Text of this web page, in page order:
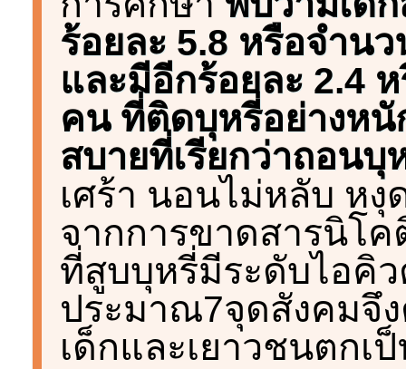
ร้อยละ 5.8 หรือจำน
และมีอีกร้อยละ 2.4
คน ที่ติดบุหรี่อย่างหนั
สบายที่เรียกว่าถอนบุ
เศร้า นอนไม่หลับ หงุ
จากการขาดสารนิโ
ที่สูบบุหรี่มีระดับไอคิ
ประมาณ7จุดสังคมจึง
เด็กและเยาวชนตกเ